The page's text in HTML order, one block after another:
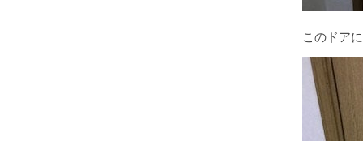
このドア